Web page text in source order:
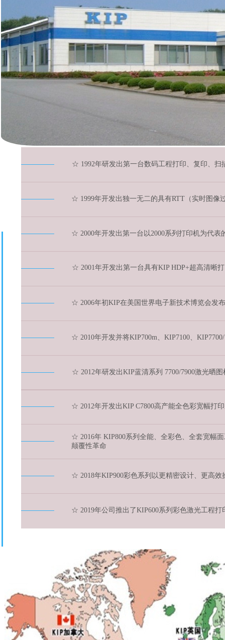
☆ 1992年研发出第一台数码工程打印、复印、扫
☆ 1999年开发出独一无二的具有RTT（实时图像
☆ 2000年开发出第一台以2000系列打印机为代表
☆ 2001年开发出第一台具有KIP HDP+超高清晰
☆ 2006年初KIP在美国世界电子新技术博览会发
☆ 2010年开发并将KIP700m、KIP7100、
☆ 2012年研发出KIP蓝清系列 7700/7900激光晒
☆ 2012年开发出KIP C7800高产能全色彩宽幅打
☆ 2016年 KIP800系列全能、全彩色、全套宽幅
颠覆性革命
☆ 2018年KIP900彩色系列以更精密设计、更高
☆ 2019年公司推出了KIP600系列彩色激光工程